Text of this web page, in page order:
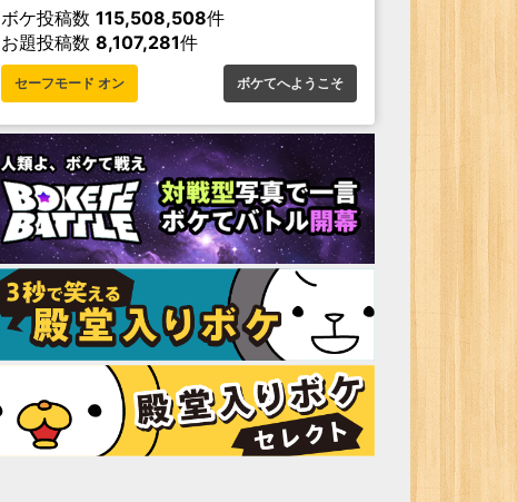
ボケ投稿数 115,508,508件
お題投稿数 8,107,281件
セーフモード オン ボケてへようこそ